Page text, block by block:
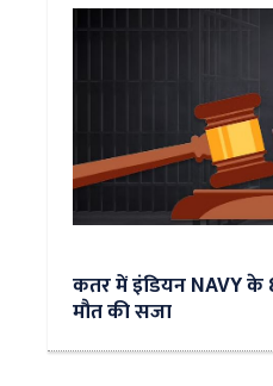
कतर में इंडियन NAVY के
मौत की सजा